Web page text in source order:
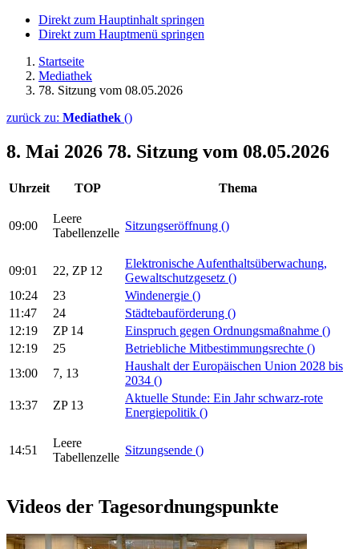
Direkt zum Hauptinhalt springen
Direkt zum Hauptmenü springen
Startseite
Mediathek
78. Sitzung vom 08.05.2026
zurück zu: Mediathek ()
8. Mai 2026 78. Sitzung vom 08.05.2026
Uhrzeit TOP Thema
09:00
Leere
Tabellenzelle
Sitzungseröffnung ()
09:01 22, ZP 12
Elektronische Aufenthaltsüberwachung,
Gewaltschutzgesetz ()
10:24
23 Windenergie ()
11:47
24 Städtebauförderung ()
12:19
ZP 14 Einspruch gegen Ordnungsmaßnahme ()
12:19
25 Betriebliche Mitbestimmungsrechte ()
13:00
7, 13
Haushalt der Europäischen Union 2028 bis
2034 ()
13:37
ZP 13
Aktuelle Stunde: Ein Jahr schwarz-rote
Energiepolitik ()
14:51
Leere
Tabellenzelle
Sitzungsende ()
Videos der Tagesordnungspunkte